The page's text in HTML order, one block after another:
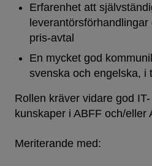
Erfarenhet att
pris-avtal
En mycket god
svenska och engelska, i
Rollen kräver vidare god
kunskaper i ABFF och/eller
Meriterande med: